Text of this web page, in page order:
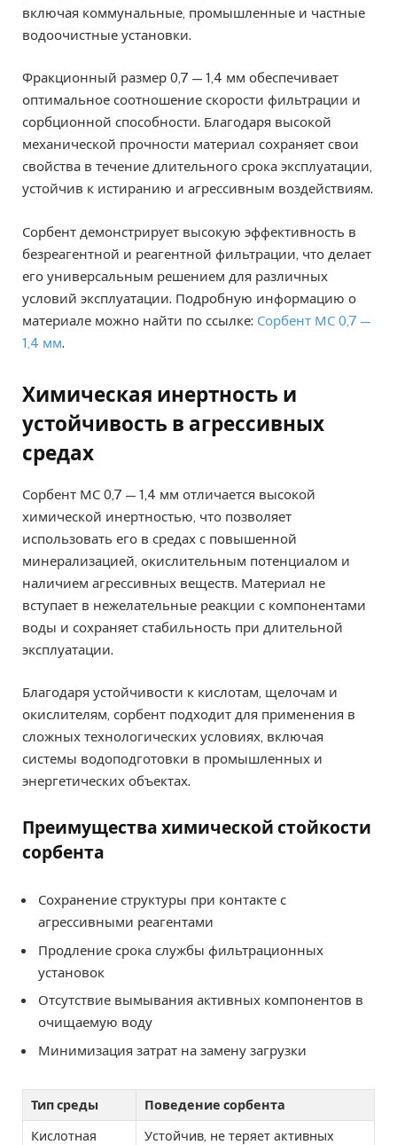
включая коммунальные, промышленные и частные
водоочистные установки.
Фракционный размер 0,7 — 1,4 мм обеспечивает
оптимальное соотношение скорости фильтрации и
сорбционной способности. Благодаря высокой
механической прочности материал сохраняет свои
свойства в течение длительного срока эксплуатации,
устойчив к истиранию и агрессивным воздействиям.
Сорбент демонстрирует высокую эффективность в
безреагентной и реагентной фильтрации, что делает
его универсальным решением для различных
условий эксплуатации. Подробную информацию о
материале можно найти по ссылке: Сорбент МС 0,7 —
1,4 мм.
Химическая инертность и
устойчивость в агрессивных
средах
Сорбент МС 0,7 — 1,4 мм отличается высокой
химической инертностью, что позволяет
использовать его в средах с повышенной
минерализацией, окислительным потенциалом и
наличием агрессивных веществ. Материал не
вступает в нежелательные реакции с компонентами
воды и сохраняет стабильность при длительной
эксплуатации.
Благодаря устойчивости к кислотам, щелочам и
окислителям, сорбент подходит для применения в
сложных технологических условиях, включая
системы водоподготовки в промышленных и
энергетических объектах.
Преимущества химической стойкости
сорбента
Сохранение структуры при контакте с
агрессивными реагентами
Продление срока службы фильтрационных
установок
Отсутствие вымывания активных компонентов в
очищаемую воду
Минимизация затрат на замену загрузки
Тип среды Поведение сорбента
Кислотная
Устойчив, не теряет активных